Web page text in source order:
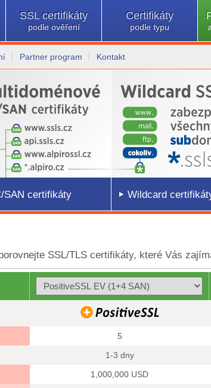
SSL certifikáty
podle ověření
Certifikáty
podle typu
Partner program Kontakt
SAN certifikáty Wildcard
SSL/TLS certifikáty, které Vás
5
1-3 dny
1,000,000 USD